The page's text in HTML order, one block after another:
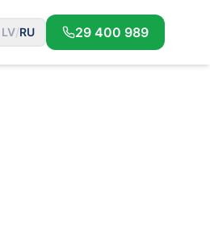
LV/RU 29 400 989